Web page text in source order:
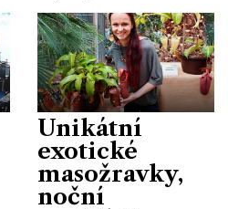
Unikátní
exotické
masožravky,
noční